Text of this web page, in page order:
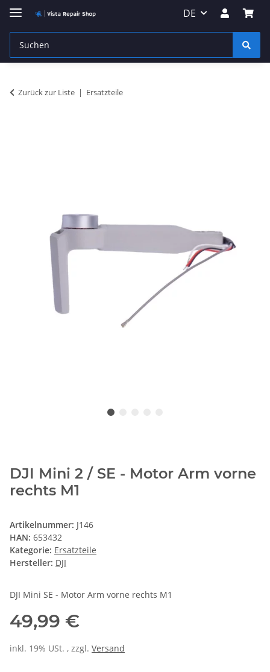
DE
Zurück zur Liste Ersatzteile
DJI Mini 2 / SE - Motor Arm vorne
rechts M1
Artikelnummer: J146
HAN: 653432
Kategorie: Ersatzteile
Hersteller: DJI
DJI Mini SE - Motor Arm vorne rechts M1
49,99 €
inkl. 19% USt. , zzgl. Versand